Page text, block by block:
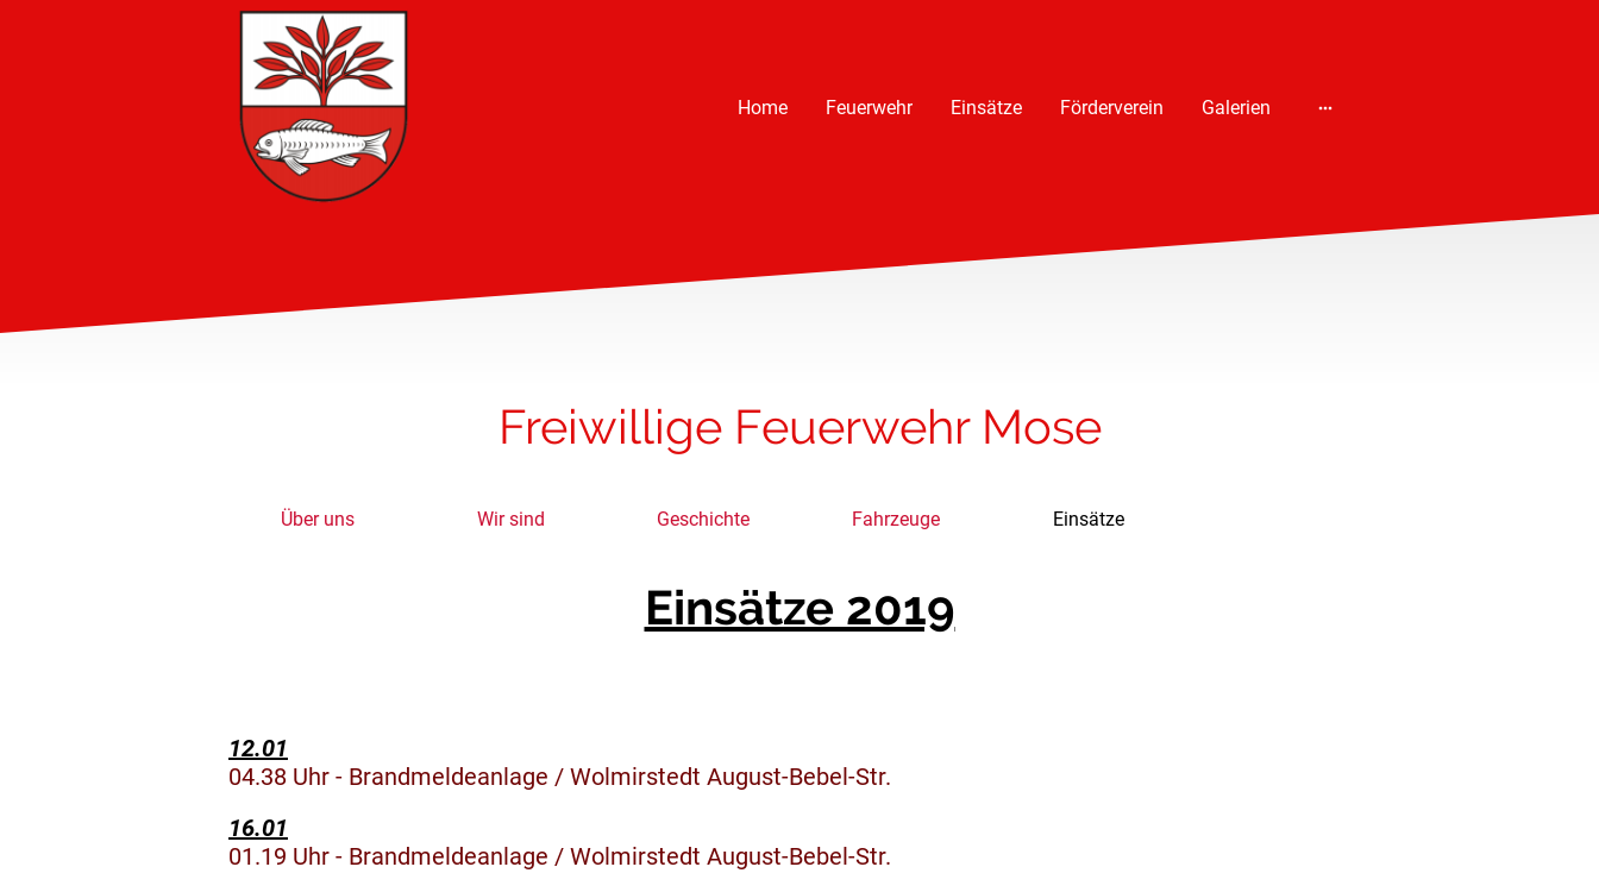
Home Feuerwehr Einsätze Förderverein Galerien
Freiwillige Feuerwehr Mose
Über uns Wir sind Geschichte Fahrzeuge Einsätze
Einsätze 2019
12.01
04.38 Uhr - Brandmeldeanlage / Wolmirstedt August-Bebel-Str.
16.01
01.19 Uhr - Brandmeldeanlage / Wolmirstedt August-Bebel-Str.